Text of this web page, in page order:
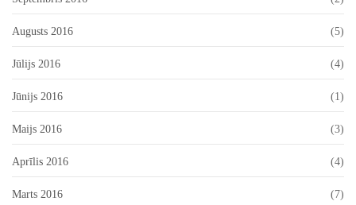
Augusts 2016 (5)
Jūlijs 2016 (4)
Jūnijs 2016 (1)
Maijs 2016 (3)
Aprīlis 2016 (4)
Marts 2016 (7)